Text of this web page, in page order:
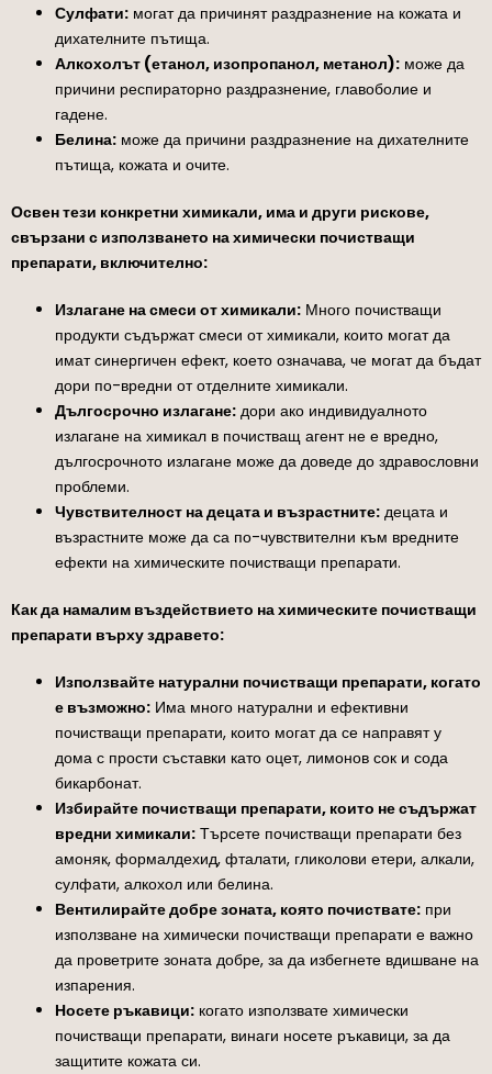
Сулфати: могат да причинят раздразнение на кожата и
дихателните пътища.
Алкохолът (етанол, изопропанол, метанол): може да
причини респираторно раздразнение, главоболие и
гадене.
Белина: може да причини раздразнение на дихателните
пътища, кожата и очите.
Освен тези конкретни химикали, има и други рискове,
свързани с използването на химически почистващи
препарати, включително:
Излагане на смеси от химикали: Много почистващи
продукти съдържат смеси от химикали, които могат да
имат синергичен ефект, което означава, че могат да бъдат
дори по-вредни от отделните химикали.
Дългосрочно излагане: дори ако индивидуалното
излагане на химикал в почистващ агент не е вредно,
дългосрочното излагане може да доведе до здравословни
проблеми.
Чувствителност на децата и възрастните: децата и
възрастните може да са по-чувствителни към вредните
ефекти на химическите почистващи препарати.
Как да намалим въздействието на химическите почистващи
препарати върху здравето:
Използвайте натурални почистващи препарати, когато
е възможно: Има много натурални и ефективни
почистващи препарати, които могат да се направят у
дома с прости съставки като оцет, лимонов сок и сода
бикарбонат.
Избирайте почистващи препарати, които не съдържат
вредни химикали: Търсете почистващи препарати без
амоняк, формалдехид, фталати, гликолови етери, алкали,
сулфати, алкохол или белина.
Вентилирайте добре зоната, която почиствате: при
използване на химически почистващи препарати е важно
да проветрите зоната добре, за да избегнете вдишване на
изпарения.
Носете ръкавици: когато използвате химически
почистващи препарати, винаги носете ръкавици, за да
защитите кожата си.